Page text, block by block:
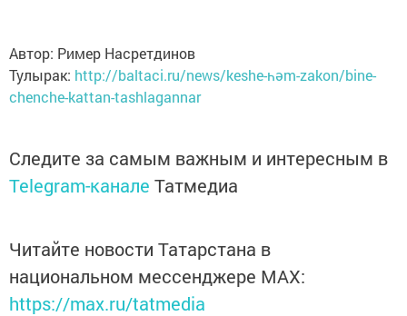
Автор: Ример Насретдинов
Тулырак: http://baltaci.ru/news/keshe-һәm-zakon/bine-
chenche-kattan-tashlagannar
Следите за самым важным и интересным в
Telegram-канале Татмедиа
Читайте новости Татарстана в
национальном мессенджере MАХ:
https://max.ru/tatmedia